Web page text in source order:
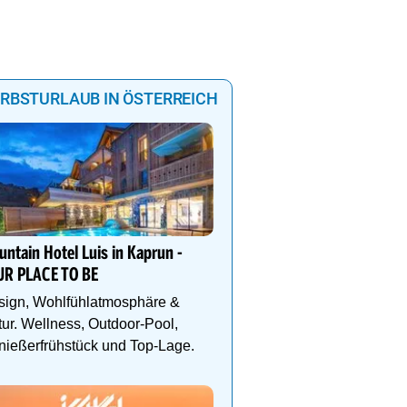
0.02
IN ÖSTERREICH
Hotel Luis in Kaprun -
PLACE TO BE
Wohlfühlatmosphäre &
Wellness, Outdoor-Pool,
und Top-Lage.